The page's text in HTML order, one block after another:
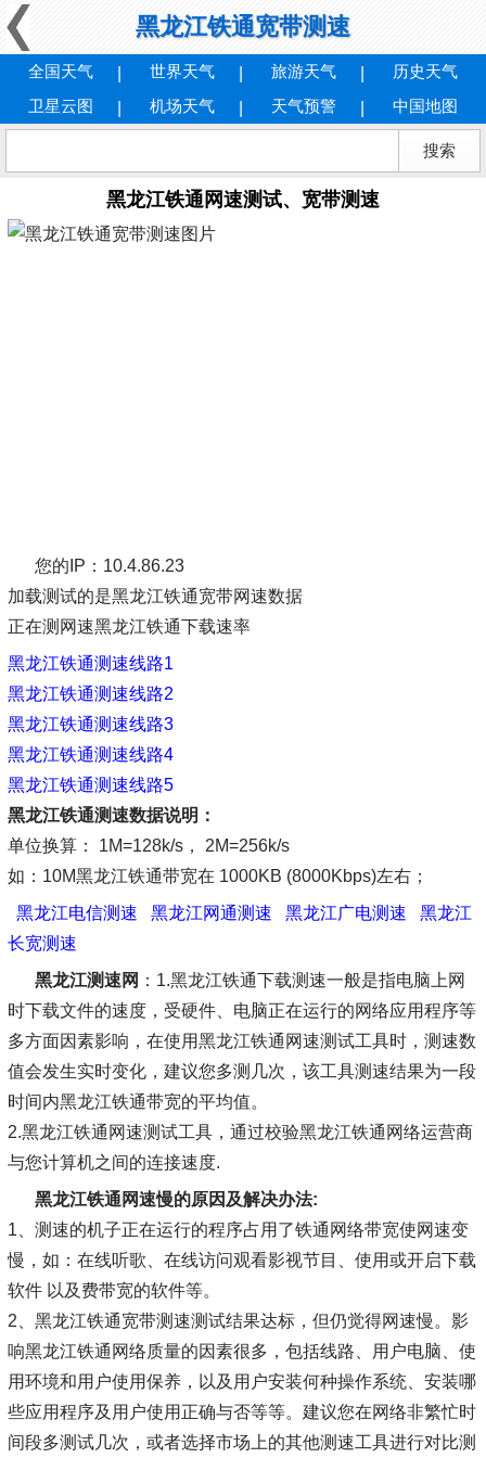
黑龙江铁通宽带测速
全国天气 世界天气 旅游天气
历史天气
卫星云图
机场天气 天气预警 中国地图
黑龙江铁通网速测试、宽带测速
您的IP：10.4.86.23
加载测试的是黑龙江铁通宽带网速数据
正在测网速黑龙江铁通下载速率
黑龙江铁通测速线路1
黑龙江铁通测速线路2
黑龙江铁通测速线路3
黑龙江铁通测速线路4
黑龙江铁通测速线路5
黑龙江铁通测速数据说明：
单位换算： 1M=128k/s， 2M=256k/s
如：10M黑龙江铁通带宽在 1000KB (8000Kbps)左右；
黑龙江电信测速
黑龙江网通测速 黑龙江广电测速
黑龙江
长宽测速
黑龙江测速网 ：1.黑龙江铁通下载测速一般是指电脑上网
时下载文件的速度，受硬件、电脑正在运行的网络应用程序等
多方面因素影响，在使用黑龙江铁通网速测试工具时，测速数
值会发生实时变化，建议您多测几次，该工具测速结果为一段
时间内黑龙江铁通带宽的平均值。
2.黑龙江铁通网速测试工具，通过校验黑龙江铁通网络运营商
与您计算机之间的连接速度.
黑龙江铁通网速慢的原因及解决办法:
1、测速的机子正在运行的程序占用了铁通网络带宽使网速变
慢，如：在线听歌、在线访问观看影视节目、使用或开启下载
软件 以及费带宽的软件等。
2、黑龙江铁通宽带测速测试结果达标，但仍觉得网速慢。影
响黑龙江铁通网络质量的因素很多，包括线路、用户电脑、使
用环境和用户使用保养，以及用户安装何种操作系统、安装哪
些应用程序及用户使用正确与否等等。建议您在网络非繁忙时
间段多测试几次，或者选择市场上的其他测速工具进行对比测